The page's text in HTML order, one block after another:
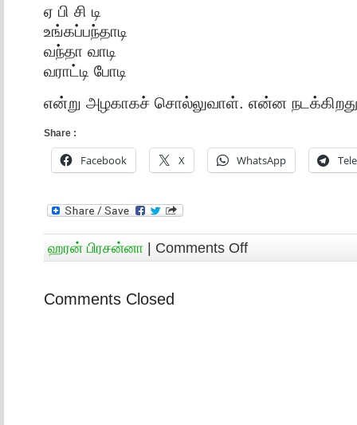
ஏ பி சி டி
உங்கப்பந்தாடி
வந்தா வாடி
வராட்டி போடி
என்று அழகாகச் சொல்லுவாள். என்ன நடக்கிறது
Share :
Facebook X WhatsApp
ஹரன் பிரசன்னா | Comments Off
Comments Closed